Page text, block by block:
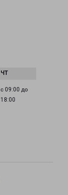
с 09:00 до
18:00